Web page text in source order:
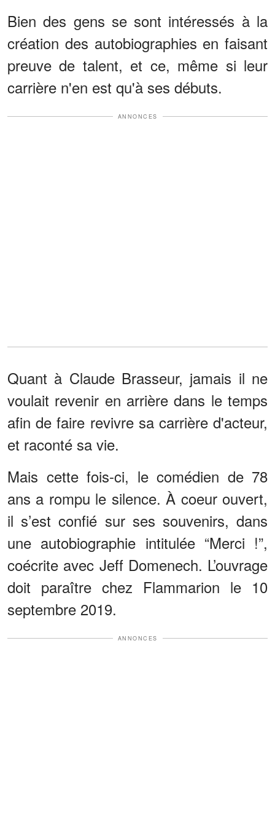
Bien des gens se sont intéressés à la
création des autobiographies en faisant
preuve de talent, et ce, même si leur
carrière n'en est qu'à ses débuts.
ANNONCES
Quant à Claude Brasseur, jamais il ne
voulait revenir en arrière dans le temps
afin de faire revivre sa carrière d'acteur,
et raconté sa vie.
Mais cette fois-ci, le comédien de 78
ans a rompu le silence. À coeur ouvert,
il s’est confié sur ses souvenirs, dans
une autobiographie intitulée “Merci !”,
coécrite avec Jeff Domenech. L’ouvrage
doit paraître chez Flammarion le 10
septembre 2019.
ANNONCES